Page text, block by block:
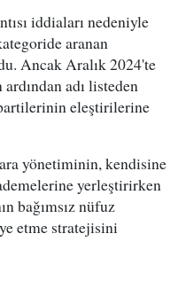
iddiaları nedeniyle
aranan
Ancak Aralık 2024'te
adı listeden
eleştirilerine
yönetiminin, kendisine
yerleştirirken
bağımsız nüfuz
etme stratejisini